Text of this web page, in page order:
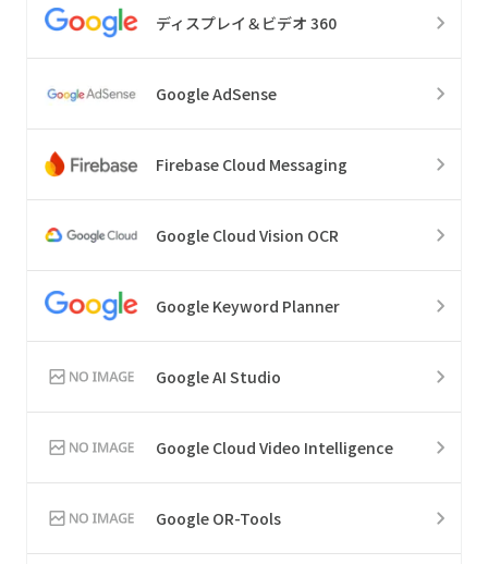
ディスプレイ＆ビデオ 360
Google AdSense
Firebase Cloud Messaging
Google Cloud Vision OCR
Google Keyword Planner
Google AI Studio
Google Cloud Video Intelligence
Google OR-Tools